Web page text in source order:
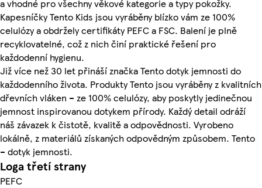
a vhodné pro všechny věkové kategorie a typy pokožky.
Kapesníčky Tento Kids jsou vyráběny blízko vám ze 100%
celulózy a obdržely certifikáty PEFC a FSC. Balení je plně
recyklovatelné, což z nich činí praktické řešení pro
každodenní hygienu.
Již více než 30 let přináší značka Tento dotyk jemnosti do
každodenního života. Produkty Tento jsou vyráběny z kvalitních
dřevních vláken – ze 100% celulózy, aby poskytly jedinečnou
jemnost inspirovanou dotykem přírody. Každý detail odráží
náš závazek k čistotě, kvalitě a odpovědnosti. Vyrobeno
lokálně, z materiálů získaných odpovědným způsobem. Tento
– dotyk jemnosti.
Loga třetí strany
PEFC